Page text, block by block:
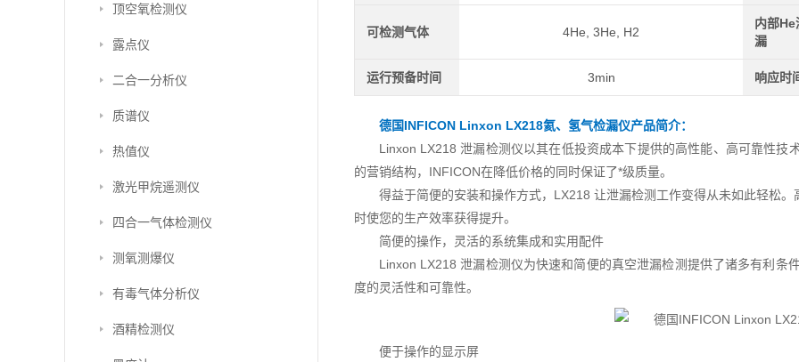
顶空氧检测仪
露点仪
二合一分析仪
质谱仪
热值仪
激光甲烷遥测仪
四合一气体检测仪
测氧测爆仪
有毒气体分析仪
酒精检测仪
可检测气体 4He, 3He, H2
内部He
漏
运行预备时间 3min 响应时
德国INFICON Linxon LX218氦、氢气检漏仪产品简介：
Linxon LX218 泄漏检测仪以其在低投资成本下提供的高性能、高可靠性
的营销结构，INFICON在降低价格的同时保证了*级质量。
得益于简便的安装和操作方式，LX218 让泄漏检测工作变得从未如此轻松
时使您的生产效率获得提升。
简便的操作，灵活的系统集成和实用配件
Linxon LX218 泄漏检测仪为快速和简便的真空泄漏检测提供了诸多有利条
度的灵活性和可靠性。
便于操作的显示屏